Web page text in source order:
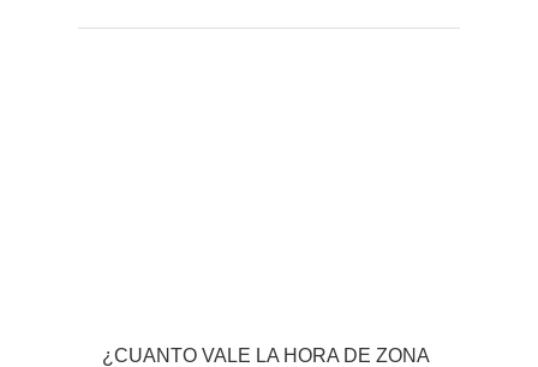
¿CUANTO VALE LA HORA DE ZONA